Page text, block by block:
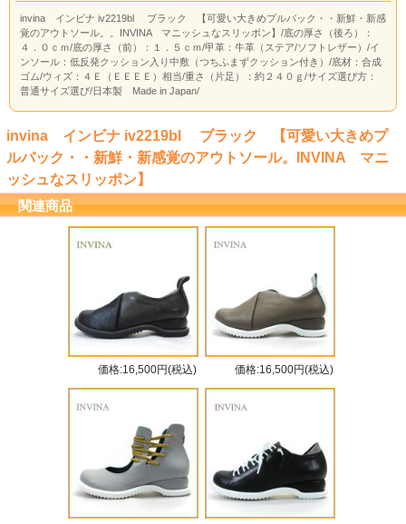
invina インビナ iv2219bl ブラック 【可愛い大きめプルバック・・新鮮・新感
覚のアウトソール。。INVINA マニッシュなスリッポン】/底の厚さ（後ろ）：
４．０ｃｍ/底の厚さ（前）：１．５ｃｍ/甲革：牛革（ステア/ソフトレザー）/イ
ンソール：低反発クッション入り中敷（つちふまずクッション付き）/底材：合成
ゴム/ウィズ：４Ｅ（ＥＥＥＥ）相当/重さ（片足）：約２４０ｇ/サイズ選び方：
普通サイズ選び/日本製 Made in Japan/
invina インビナ iv2219bl ブラック 【可愛い大きめプ
ルバック・・新鮮・新感覚のアウトソール。INVINA マニ
ッシュなスリッポン】
関連商品
価格:16,500円(税込) 価格:16,500円(税込)